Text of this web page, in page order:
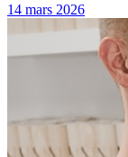
14 mars 2026